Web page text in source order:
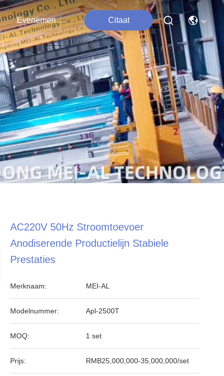
Evenementen Citaat
AC220V 50Hz Stroomtoevoer
Anodiserende Productielijn Stabiele
Prestaties
Merknaam: MEI-AL
Modelnummer: Apl-2500T
MOQ: 1 set
Prijs: RMB25,000,000-35,000,000/set